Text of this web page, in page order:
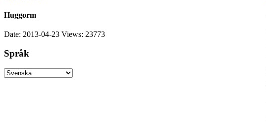
Huggorm
Date: 2013-04-23 Views: 23773
Språk